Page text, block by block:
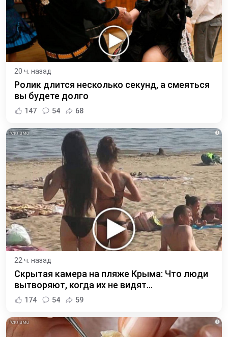
20 ч. назад
Ролик длится несколько секунд, а смеяться
вы будете долго
147 54 68
i
22 ч. назад
Скрытая камера на пляже Крыма: Что люди
вытворяют, когда их не видят...
174 54 59
i